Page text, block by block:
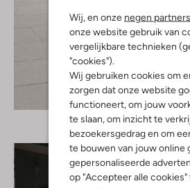
Wij, en onze negen partners
onze website gebruik van
vergelijkbare technieken
"cookies").
Wij gebruiken cookies om
zorgen dat onze website
functioneert, om jouw
te slaan, om inzicht te
bezoekersgedrag en om
te bouwen van jouw online
gepersonaliseerde
op "Accepteer alle cookies"
Ontdek de look